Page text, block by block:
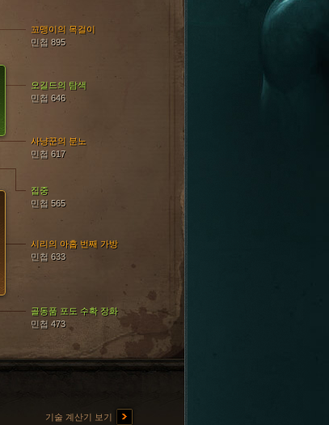
골동품 포도 수확 장화
민첩 473
오길드의 탐색
민첩 646
시리의 아홉 번째 가방
민첩 633
사냥꾼의 분노
민첩 617
집중
민첩 565
꼬맹이의 목걸이
민첩 895
기술 계산기 보기